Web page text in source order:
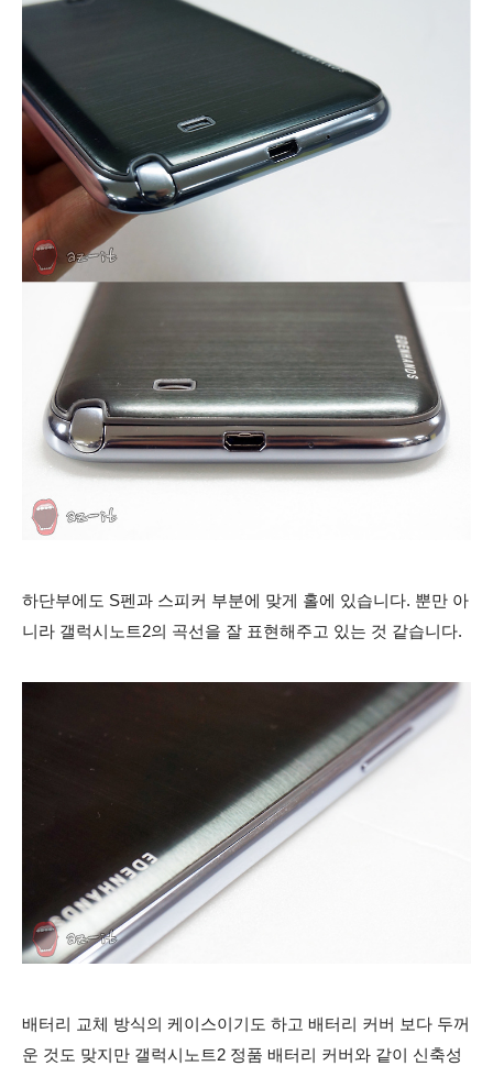
하단부에도 S펜과 스피커 부분에 맞게 홀에 있습니다. 뿐만 아
니라 갤럭시노트2의 곡선을 잘 표현해주고 있는 것 같습니다.
배터리 교체 방식의 케이스이기도 하고 배터리 커버 보다 두꺼
운 것도 맞지만 갤럭시노트2 정품 배터리 커버와 같이 신축성